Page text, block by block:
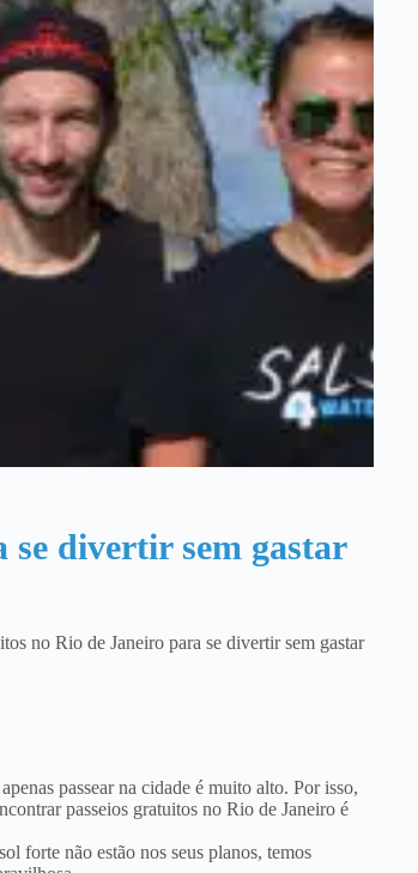
se divertir sem gastar
no Rio de Janeiro para se divertir sem gastar
passear na cidade é muito alto. Por isso,
passeios gratuitos no Rio de Janeiro é
forte não estão nos seus planos, temos